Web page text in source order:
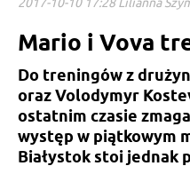
Mario i Vova
Do treningów z
oraz Volodymyr
ostatnim czasie
występ w piątkowym
Białystok stoi jednak